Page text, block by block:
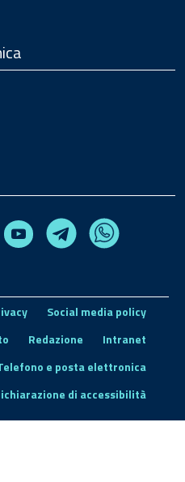
Linkedin Youtube TelegramWhatsapp
Social media policy
Redazione
Intranet
e posta elettronica
di accessibilità